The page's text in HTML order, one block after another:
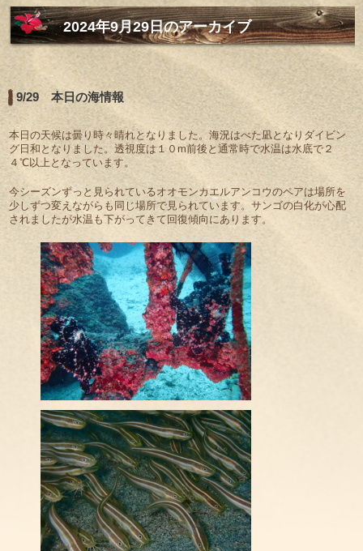
へ
ス
キ
ッ
プ
2024年9月29日のアーカイブ
9/29 本日の海情報
本日の天候は曇り時々晴れとなりました。海況はべた凪となりダイビン
グ日和となりました。透視度は１０m前後と通常時で水温は水底で２
４℃以上となっています。
今シーズンずっと見られているオオモンカエルアンコウのペアは場所を
少しずつ変えながらも同じ場所で見られています。サンゴの白化が心配
されましたが水温も下がってきて回復傾向にあります。